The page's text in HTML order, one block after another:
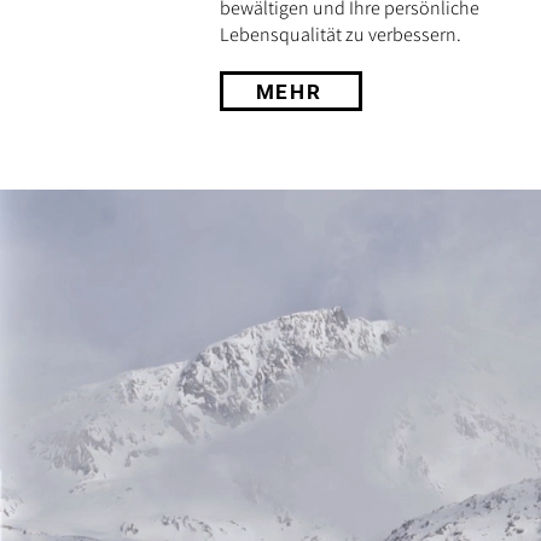
bewältigen und Ihre persönliche
Lebensqualität zu verbessern.
MEHR